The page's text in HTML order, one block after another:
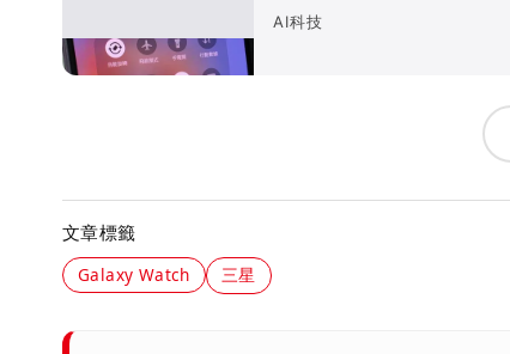
AI科技
文章標籤
Galaxy Watch 三星